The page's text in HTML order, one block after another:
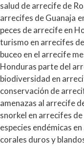
salud de arrecife de
arrecifes de Guanaja
peces de arrecife en
turismo en arrecifes
buceo en el arrecife
Honduras parte del
biodiversidad en
conservación de
amenazas al arrecife
snorkel en arrecifes
especies endémicas
corales duros y